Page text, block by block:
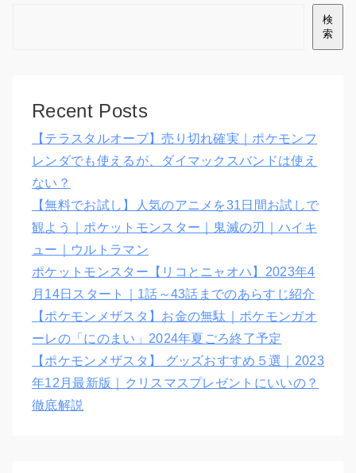
検
索
Recent Posts
【テラスタルオーブ】売り切れ確実｜ポケモンフ
レンダでも使えるが、ダイマックスバンドは使え
ない？
【無料でお試し】人気のアニメを31日間お試しで
観よう｜ポケットモンスター｜鬼滅の刃｜ハイキ
ュー｜ウルトラマン
ポケットモンスター【リコとニャオハ】2023年4
月14日スタート｜1話～43話までのあらすじ紹介
【ポケモンメザスタ】お金の無駄｜ポケモンガオ
ーレの「にのまい」2024年夏ごろ終了予定
【ポケモンメザスタ】 グッズおすすめ５選｜2023
年12月最新版｜クリスマスプレゼントにいいの？
徹底解説